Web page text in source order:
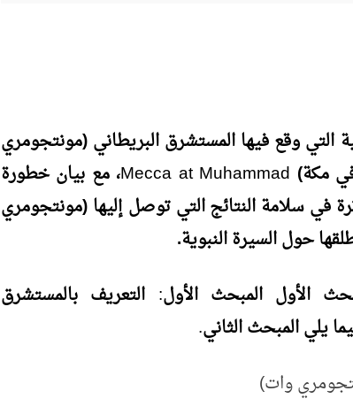
التي وقع فيها المستشرق البريطاني (مونتجومري
مكة) Muhammad
at
Mecca، مع بيان خطورة
في سلامة النتائج التي توصل إليها (مونتجومري
حول السيرة النبوية.
الأول المبحث الأول: التعريف بالمستشرق
يليالمبحثالثاني.
وات)